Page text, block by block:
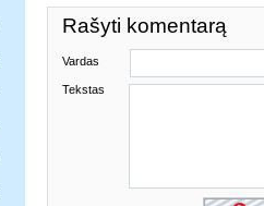
Rašyti komentarą
Vardas
Tekstas